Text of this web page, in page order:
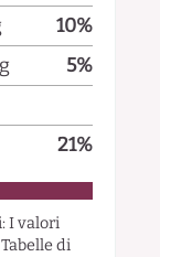
10%
5%
21%
I valori
di